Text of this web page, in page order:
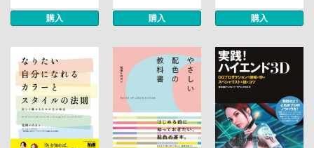
購入 購入 購入